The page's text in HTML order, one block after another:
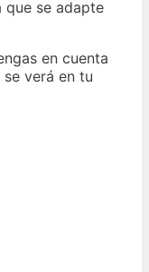
que se adapte
en cuenta
verá en tu